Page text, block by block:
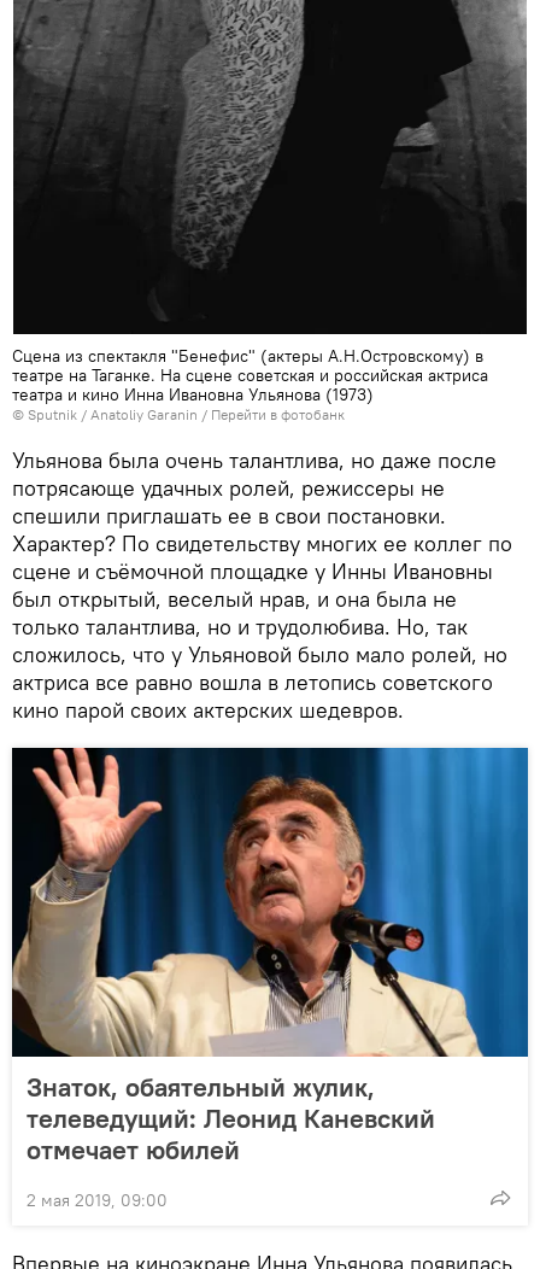
Сцена из спектакля "Бенефис" (актеры А.Н.Островскому) в
театре на Таганке. На сцене советская и российская актриса
театра и кино Инна Ивановна Ульянова (1973)
© Sputnik / Anatoliy Garanin / Перейти в фотобанк
Ульянова была очень талантлива, но даже после
потрясающе удачных ролей, режиссеры не
спешили приглашать ее в свои постановки.
Характер? По свидетельству многих ее коллег по
сцене и съёмочной площадке у Инны Ивановны
был открытый, веселый нрав, и она была не
только талантлива, но и трудолюбива. Но, так
сложилось, что у Ульяновой было мало ролей, но
актриса все равно вошла в летопись советского
кино парой своих актерских шедевров.
Знаток, обаятельный жулик,
телеведущий: Леонид Каневский
отмечает юбилей
2 мая 2019, 09:00
Впервые на киноэкране Инна Ульянова появилась